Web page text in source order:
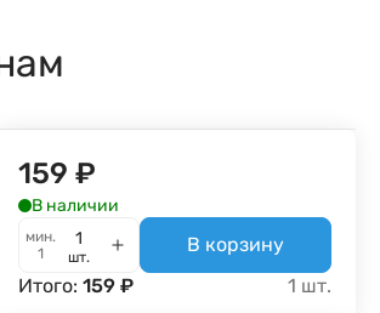
159 ₽
В наличии
мин.
1
шт.
В корзину
Итого:159 ₽ 1 шт.